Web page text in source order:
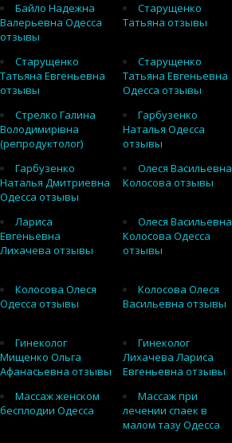
Байло Надежна
Валерьевна Одесса
отзывы
Старущенко
Татьяна отзывы
Старущенко
Татьяна Евгеньевна
отзывы
Старущенко
Татьяна Евгеньевна
Одесса отзывы
Стрелко Галина
Володимирівна
(репродуктолог)
Гарбузенко
Наталья Одесса
отзывы
Гарбузенко
Наталья Дмитриевна
Одесса отзывы
Олеся Васильевна
Колосова отзывы
Лариса
Евгеньевна
Лихачева отзывы
Олеся Васильевна
Колосова Одесса
отзывы
Колосова Олеся
Одесса отзывы
Колосова Олеся
Васильевна отзывы
Гинеколог
Мищенко Ольга
Афанасьевна отзывы
Гинеколог
Лихачева Лариса
Евгеньевна отзывы
Массаж женском
бесплодии Одесса
Массаж при
лечении спаек в
малом тазу Одесса